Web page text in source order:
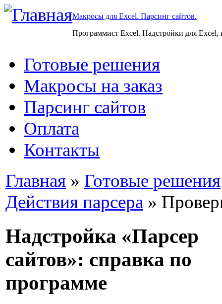
Макросы для Excel. Парсинг сайтов.
Программист Excel. Надстройки для Excel,
Готовые решения
Макросы на заказ
Парсинг сайтов
Оплата
Контакты
Главная » Готовые решения
Действия парсера »
Надстройка «Парсер
сайтов»: справка по
программе